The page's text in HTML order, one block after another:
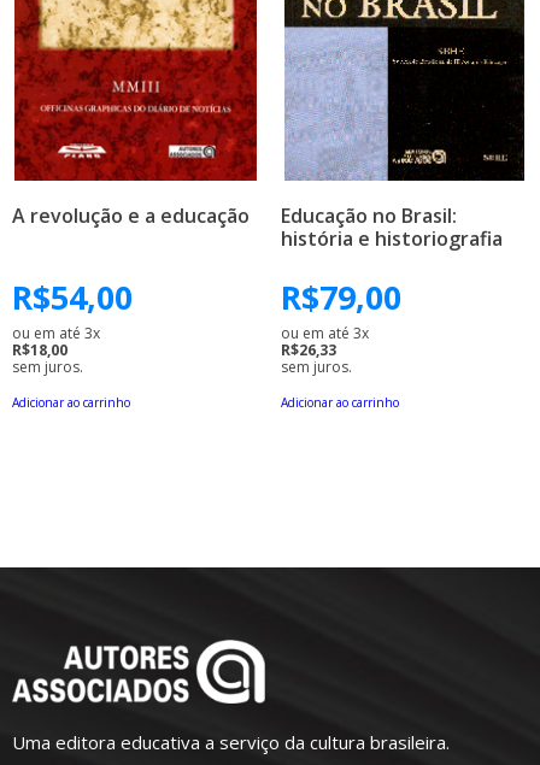
A revolução e a educação
R$54,00
ou em até 3x
R$18,00
sem juros.
Adicionar ao carrinho
Educação no Brasil:
história e historiografia
R$79,00
ou em até 3x
R$26,33
sem juros.
Adicionar ao carrinho
Uma editora educativa a serviço da cultura brasileira.